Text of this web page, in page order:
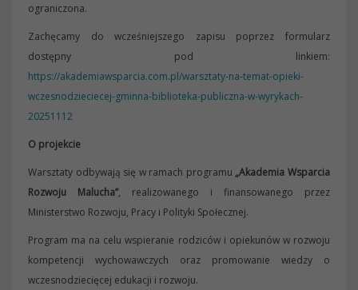
ograniczona.
Zachęcamy do wcześniejszego zapisu poprzez formularz
dostępny pod linkiem:
https://akademiawsparcia.com.pl/warsztaty-na-temat-opieki-
wczesnodzieciecej-gminna-biblioteka-publiczna-w-wyrykach-
20251112
O projekcie
Warsztaty odbywają się w ramach programu „Akademia Wsparcia
Rozwoju Malucha”, realizowanego i finansowanego przez
Ministerstwo Rozwoju, Pracy i Polityki Społecznej.
Program ma na celu wspieranie rodziców i opiekunów w rozwoju
kompetencji wychowawczych oraz promowanie wiedzy o
wczesnodziecięcej edukacji i rozwoju.